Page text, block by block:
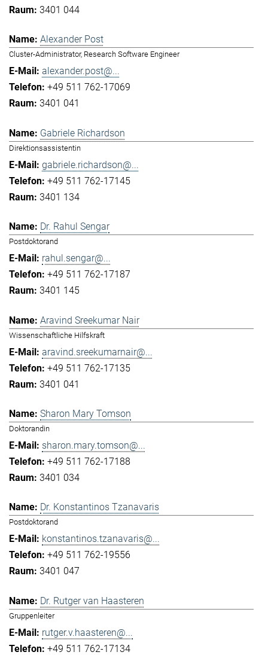
3401 044
Alexander Post
Cluster-Administrator, Research Software Engineer
alexander.post@...
+49 511 762-17069
3401 041
Gabriele Richardson
Direktionsassistentin
gabriele.richardson@...
+49 511 762-17145
3401 134
Dr. Rahul Sengar
Postdoktorand
rahul.sengar@...
+49 511 762-17187
3401 145
Aravind Sreekumar Nair
Wissenschaftliche Hilfskraft
aravind.sreekumarnair@...
+49 511 762-17135
3401 041
Sharon Mary Tomson
Doktorandin
sharon.mary.tomson@...
+49 511 762-17188
3401 034
Dr. Konstantinos Tzanavaris
Postdoktorand
konstantinos.tzanavaris@...
+49 511 762-19556
3401 047
Dr. Rutger van Haasteren
Gruppenleiter
rutger.v.haasteren@...
+49 511 762-17134